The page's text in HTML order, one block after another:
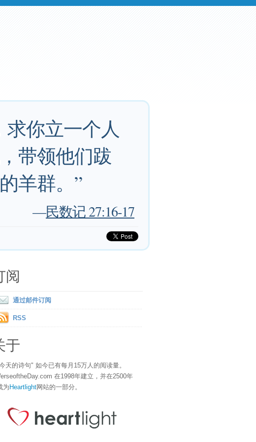
你立一个人
带领他们跋
羊群。”
—民数记 27:16-17
阅
通过邮件订阅
RSS
于
天的诗句" 如今已有每月15万人的阅读量。
在1998年建立，并在2500年
为 Heartlight网站的一部分。